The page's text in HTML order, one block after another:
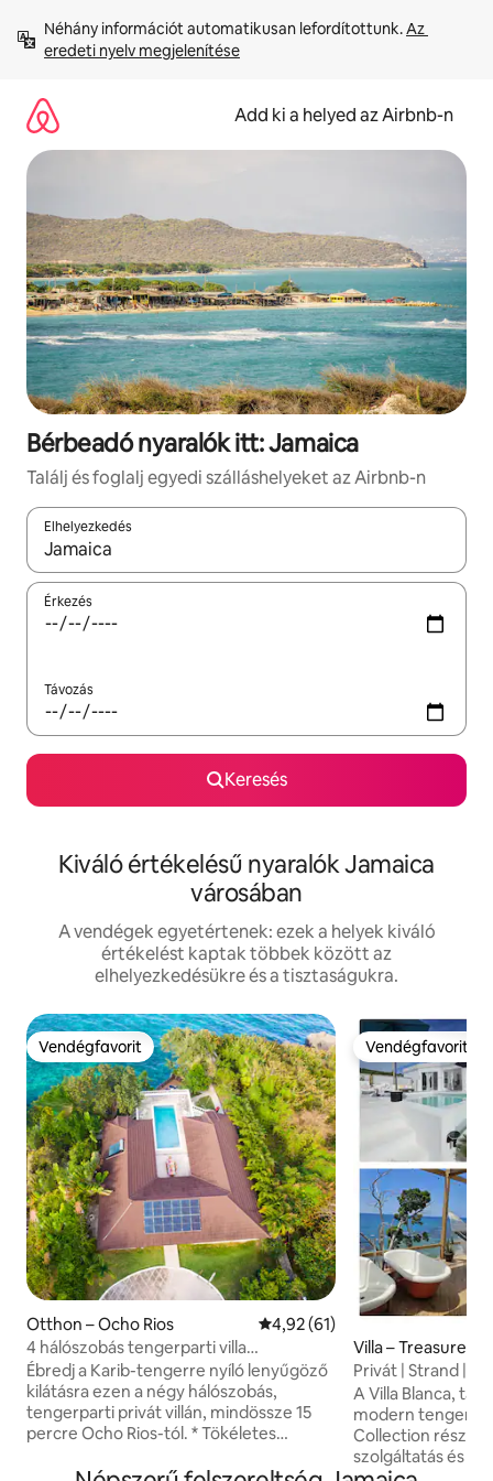
tartalomra
Néhány információt automatikusan lefordítottunk. Az
eredeti nyelv megjelenítése
Add ki a helyed az Airbnb-n
Bérbeadó nyaralók itt: Jamaica
Találj és foglalj egyedi szálláshelyeket az Airbnb-n
Elhelyezkedés
Az eredmények között a felfelé és a lefelé nyíllal
Érkezés
Távozás
Keresés
Kiváló értékelésű nyaralók Jamaica
városában
A vendégek egyetértenek: ezek a helyek kiváló
értékelést kaptak többek között az
elhelyezkedésükre és a tisztaságukra.
Vendégfavorit
Vendégfavorit
Otthon – Ocho Rios Átlagos értékelés: 5/4,92, 61
4,92 (61)
4 hálószobás tengerparti villa
medencével és séfszolgáltatással Ocho
Rios közelében
Ébredj a Karib-tengerre nyíló lenyűgöző
kilátásra ezen a négy hálószobás,
tengerparti privát villán, mindössze 15
percre Ocho Rios-tól. * Tökéletes
fürdőszobás hálószobákkal, privát
Vendégfavorit
Vendégfavorit
Villa – Treasure
Privát | Strand |
Kulináris
A Villa Blanca,
modern
Collection része
szolgáltatás és a